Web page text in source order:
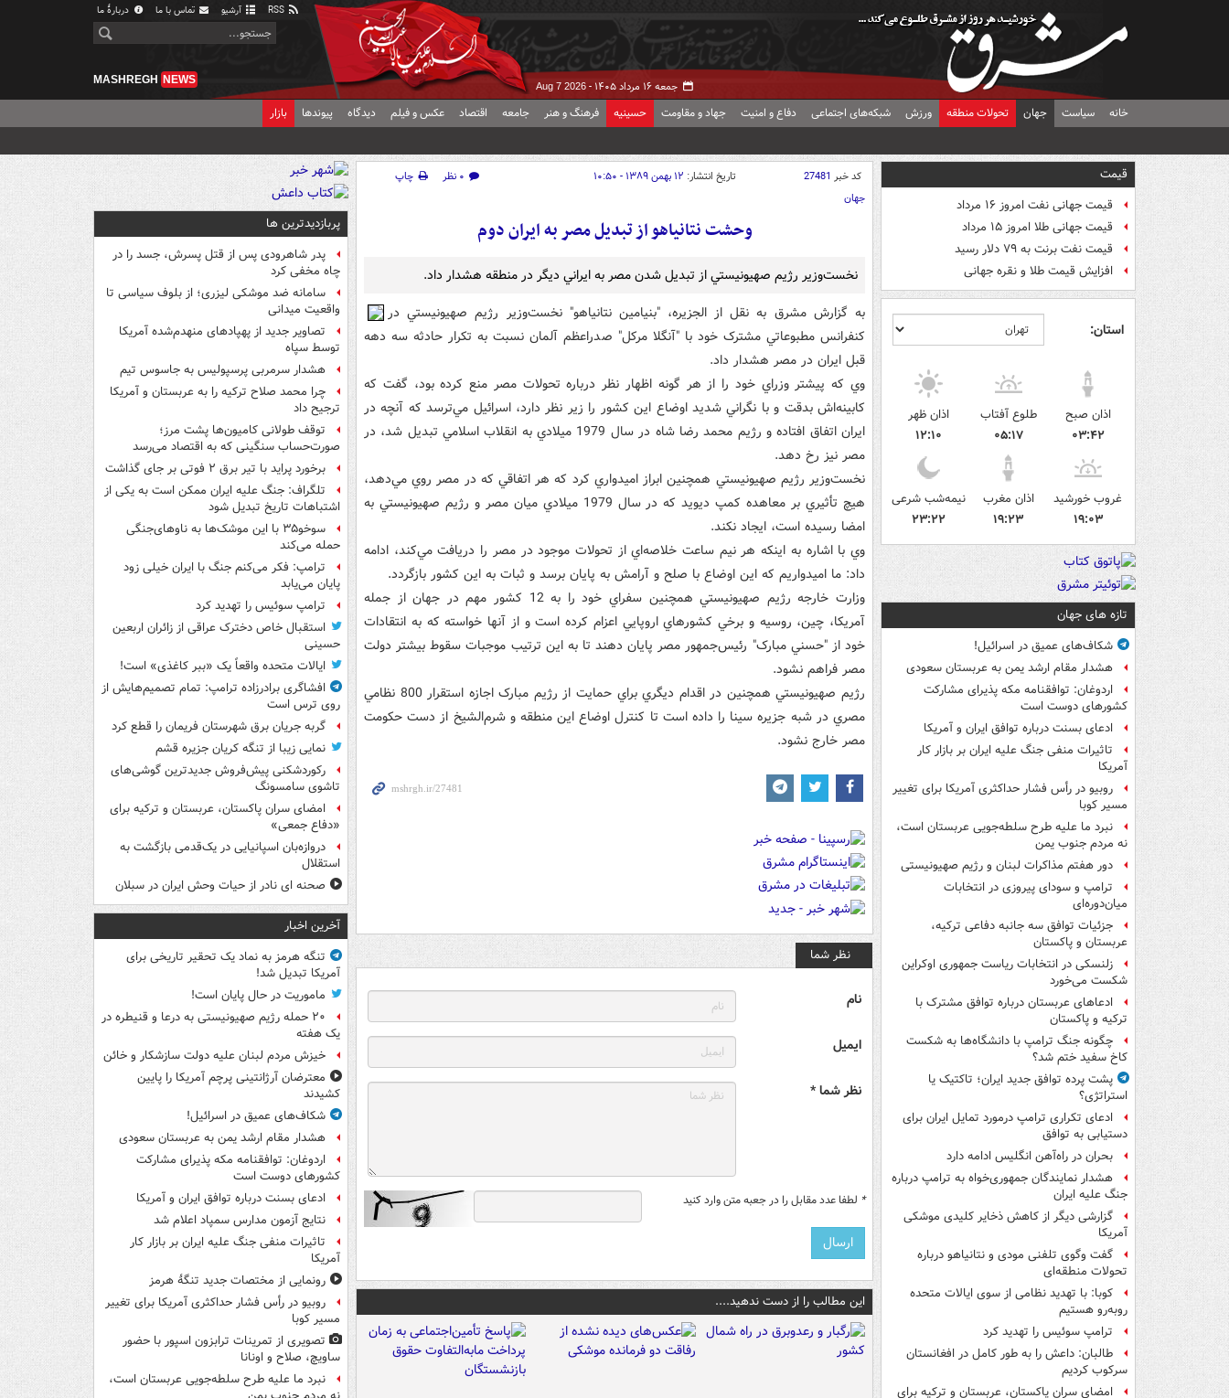
آرشیو تماس با ما دربارهٔ ما
جمعه ۱۶ مرداد ۱۴۰۵ - Aug 7 2026
MASHREGH NEWS
خانه سیاست جهان تحولات منطقه ورزش شبکه‌های اجتماعی دفاع و امنیت جهاد و مقاومت حسینیه فرهنگ و هنر جامعه اقتصاد عکس و فیلم دیدگاه پیوندها بازار
قیمت
قیمت جهانی نفت امروز ۱۶ مرداد
قیمت جهانی طلا امروز ۱۵ مرداد
قیمت نفت برنت به ۷۹ دلار رسید
افزایش قیمت طلا و نقره جهانی
استان:
اذان صبح
۰۳:۴۲
طلوع آفتاب
۰۵:۱۷
اذان ظهر
۱۲:۱۰
غروب خورشید
۱۹:۰۳
اذان مغرب
۱۹:۲۳
نیمه‌شب شرعی
۲۳:۲۲
تازه های جهان
شکاف‌های عمیق در اسرائیل!
هشدار مقام ارشد یمن به عربستان سعودی
اردوغان: توافقنامه مکه پذیرای مشارکت
کشورهای دوست است
ادعای بسنت درباره توافق ایران و آمریکا
تاثیرات منفی جنگ علیه ایران بر بازار کار
آمریکا
روبیو در رأس فشار حداکثری آمریکا برای تغییر
مسیر کوبا
نبرد ما علیه طرح سلطه‌جویی عربستان است،
نه مردم جنوب یمن
دور هفتم مذاکرات لبنان و رژیم صهیونیستی
ترامپ و سودای پیروزی در انتخابات
میان‌دوره‌ای
جزئیات توافق سه جانبه دفاعی ترکیه،
عربستان و پاکستان
زلنسکی در انتخابات ریاست جمهوری اوکراین
شکست می‌خورد
ادعاهای عربستان درباره توافق مشترک با
ترکیه و پاکستان
چگونه جنگ ترامپ با دانشگاه‌ها به شکست
کاخ سفید ختم شد؟
پشت پرده توافق جدید ایران؛ تاکتیک یا
استراتژی؟
ادعای تکراری ترامپ درمورد تمایل ایران برای
دستیابی به توافق
بحران در راه‌آهن انگلیس ادامه دارد
هشدار نمایندگان جمهوری‌خواه به ترامپ درباره
جنگ علیه ایران
گزارشی دیگر از کاهش ذخایر کلیدی موشکی
آمریکا
گفت وگوی تلفنی مودی و نتانیاهو درباره
تحولات منطقه‌ای
کوبا: با تهدید نظامی از سوی ایالات متحده
روبه‌رو هستیم
ترامپ سوئیس را تهدید کرد
طالبان: داعش را به طور کامل در افغانستان
سرکوب کردیم
امضای سران پاکستان، عربستان و ترکیه برای
کد خبر 27481 تاریخ انتشار: ۱۲ بهمن ۱۳۸۹ - ۱۰:۵۰ ۰ نظر
چاپ
جهان
وحشت نتانياهو از تبديل مصر به ايران دوم
نخست‌وزير رژيم صهيونيستي از تبديل شدن مصر به ايراني ديگر در منطقه هشدار داد.
به گزارش مشرق به نقل از الجزيره، "بنيامين نتانياهو" نخست‌وزير رژيم صهيونيستي در
کنفرانس مطبوعاتي مشترک خود با "آنگلا مرکل" صدراعظم آلمان نسبت به تکرار حادثه‌ سه دهه
قبل ايران در مصر هشدار داد.
وي که پيشتر وزراي خود را از هر گونه اظهار نظر درباره تحولات مصر منع کرده بود، گفت که
کابينه‌اش بدقت و با نگراني شديد اوضاع اين کشور را زير نظر دارد، اسرائيل مي‌ترسد که آنچه در
ايران اتفاق افتاده و رژيم محمد رضا شاه در سال 1979 ميلادي به انقلاب اسلامي تبديل شد، در
مصر نيز رخ دهد.
نخست‌وزير رژيم صهيونيستي همچنين ابراز اميدواري کرد که هر اتفاقي که در مصر روي مي‌دهد،
هيچ تأثيري بر معاهده کمپ ديويد که در سال 1979 ميلادي ميان مصر و رژيم صهيونيستي به
امضا رسيده است، ايجاد نکند.
وي با اشاره به اينکه هر نيم ساعت خلاصه‌اي از تحولات موجود در مصر را دريافت مي‌کند، ادامه
داد: ما اميدواريم که اين اوضاع با صلح و آرامش به پايان برسد و ثبات به اين کشور بازگردد.
وزارت خارجه رژيم صهيونيستي همچنين سفراي خود را به 12 کشور مهم در جهان از جمله
آمريکا، چين، روسيه و برخي کشورهاي اروپايي اعزام کرده است و از آنها خواسته که به انتقادات
خود از "حسني مبارک" رئيس‌جمهور مصر پايان دهند تا به اين ترتيب موجبات سقوط بيشتر دولت
مصر فراهم نشود.
رژيم صهيونيستي همچنين در اقدام ديگري براي حمايت از رژيم مبارک اجازه استقرار 800 نظامي
مصري در شبه جزيره سينا را داده است تا کنترل اوضاع اين منطقه و شرم‌الشيخ از دست حکومت
مصر خارج نشود.
نظر شما
نام
ایمیل
نظر شما *
* لطفا عدد مقابل را در جعبه متن وارد کنید
این مطالب را از دست ندهید....
پربازدیدترین ها
پدر شاهرودی پس از قتل پسرش، جسد را در
چاه مخفی کرد
سامانه ضد موشکی لیزری؛ از بلوف سیاسی تا
واقعیت میدانی
تصاویر جدید از پهپادهای منهدم‌شده آمریکا
توسط سپاه
هشدار سرمربی پرسپولیس به جاسوس تیم
چرا محمد صلاح ترکیه را به عربستان و آمریکا
ترجیح داد
توقف طولانی کامیون‌ها پشت مرز؛
صورت‌حساب سنگینی که به اقتصاد می‌رسد
برخورد پراید با تیر برق ۲ فوتی بر جای گذاشت
تلگراف: جنگ علیه ایران ممکن است به یکی از
اشتباهات تاریخ تبدیل شود
سوخو۳۵ با این موشک‌ها به ناوهای‌جنگی
حمله می‌کند
ترامپ: فکر می‌کنم جنگ با ایران خیلی زود
پایان می‌یابد
ترامپ سوئیس را تهدید کرد
استقبال خاص دخترک عراقی از زائران اربعین
حسینی
ایالات متحده واقعاً یک «ببر کاغذی» است!
افشاگری برادرزاده ترامپ: تمام تصمیم‌هایش از
روی ترس است
گربه جریان برق شهرستان فریمان را قطع کرد
نمایی زیبا از تنگه کریان جزیره قشم
رکوردشکنی پیش‌فروش جدیدترین گوشی‌های
تاشوی سامسونگ
امضای سران پاکستان، عربستان و ترکیه برای
«دفاع جمعی»
دروازه‌بان اسپانیایی در یک‌قدمی بازگشت به
استقلال
صحنه ای نادر از حیات وحش ایران در سبلان
آخرین اخبار
تنگه هرمز به نماد یک تحقیر تاریخی برای
آمریکا تبدیل شد!
ماموریت در حال پایان است!
۲۰ حمله رژیم صهیونیستی به درعا و قنیطره در
یک هفته
خیزش مردم لبنان علیه دولت سازشکار و خائن
معترضان آرژانتینی پرچم آمریکا را پایین
کشیدند
شکاف‌های عمیق در اسرائیل!
هشدار مقام ارشد یمن به عربستان سعودی
اردوغان: توافقنامه مکه پذیرای مشارکت
کشورهای دوست است
ادعای بسنت درباره توافق ایران و آمریکا
نتایج آزمون مدارس سمپاد اعلام شد
تاثیرات منفی جنگ علیه ایران بر بازار کار
آمریکا
رونمایی از مختصات جدید تنگۀ هرمز
روبیو در رأس فشار حداکثری آمریکا برای تغییر
مسیر کوبا
تصویری از تمرینات ترابزون اسپور با حضور
ساویچ، صلاح و اونانا
نبرد ما علیه طرح سلطه‌جویی عربستان است،